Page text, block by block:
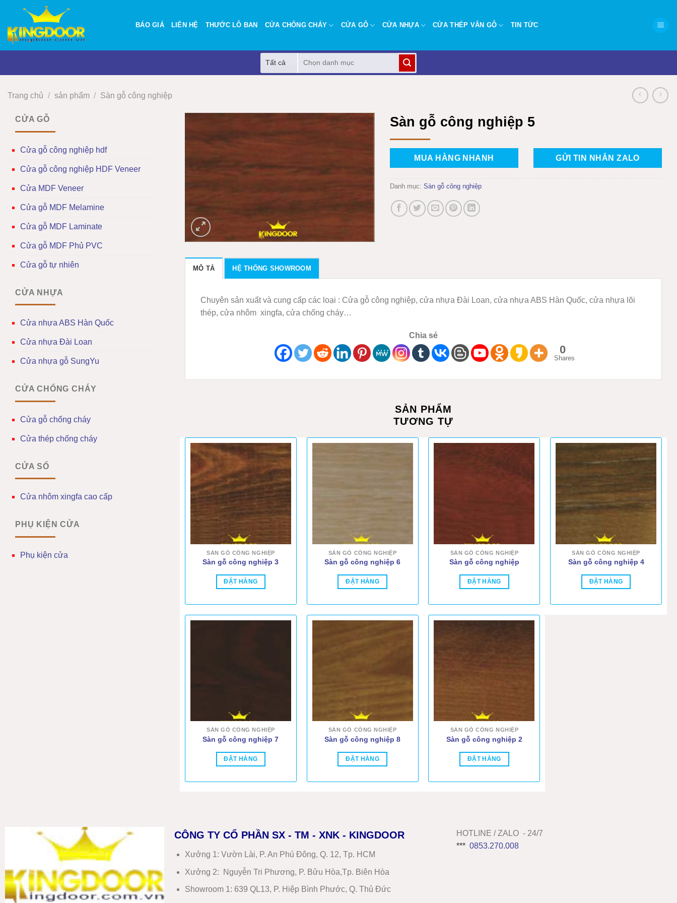
nội
dung
BÁO GIÁ LIÊN HỆ THƯỚC LỖ BAN CỬA CHỐNG CHÁY CỬA GỖ CỬA NHỰA CỬA THÉP VÂN GỖ TIN TỨC
kiếm:
Trang chủ / sản phẩm / Sàn gỗ công nghiệp
CỬA GỖ
Cửa gỗ công nghiệp hdf
Cửa gỗ công nghiệp HDF Veneer
Cửa MDF Veneer
Cửa gỗ MDF Melamine
Cửa gỗ MDF Laminate
Cửa gỗ MDF Phủ PVC
Cửa gỗ tự nhiên
CỬA NHỰA
Cửa nhựa ABS Hàn Quốc
Cửa nhựa Đài Loan
Cửa nhựa gỗ SungYu
CỬA CHỐNG CHÁY
Cửa gỗ chống cháy
Cửa thép chống cháy
CỬA SỔ
Cửa nhôm xingfa cao cấp
PHỤ KIỆN CỬA
Phụ kiện cửa
Sàn gỗ công nghiệp 5
MUA HÀNG NHANH GỬI TIN NHẮN ZALO
Danh mục:Sàn gỗ công nghiệp
MÔ TẢ HỆ THỐNG SHOWROOM
Chuyên sản xuất và cung cấp các loại : Cửa gỗ công nghiệp, cửa nhựa Đài Loan, cửa nhựa ABS Hàn Quốc, cửa nhựa lõi
thép, cửa nhôm xingfa, cửa chống cháy…
Chia sẻ
0
Shares
SẢN PHẨM
TƯƠNG TỰ
SÀN GỖ CÔNG NGHIỆP
Sàn gỗ công nghiệp 3
ĐẶT HÀNG
SÀN GỖ CÔNG NGHIỆP
Sàn gỗ công nghiệp 6
ĐẶT HÀNG
SÀN GỖ CÔNG NGHIỆP
Sàn gỗ công nghiệp
ĐẶT HÀNG
SÀN GỖ CÔNG NGHIỆP
Sàn gỗ công nghiệp 4
ĐẶT HÀNG
SÀN GỖ CÔNG NGHIỆP
Sàn gỗ công nghiệp 7
ĐẶT HÀNG
SÀN GỖ CÔNG NGHIỆP
Sàn gỗ công nghiệp 8
ĐẶT HÀNG
SÀN GỖ CÔNG NGHIỆP
Sàn gỗ công nghiệp 2
ĐẶT HÀNG
CÔNG TY CỔ PHẦN SX - TM - XNK - KINGDOOR
Xưởng 1: Vườn Lài, P. An Phú Đông, Q. 12, Tp. HCM
Xưởng 2: Nguyễn Tri Phương, P. Bửu Hòa,Tp. Biên Hòa
Showroom 1: 639 QL13, P. Hiệp Bình Phước, Q. Thủ Đức
HOTLINE / ZALO - 24/7
*** 0853.270.008